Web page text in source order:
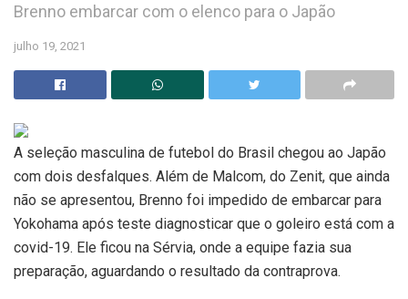
Brenno embarcar com o elenco para o Japão
julho 19, 2021
A seleção masculina de futebol do Brasil chegou ao Japão
com dois desfalques. Além de Malcom, do Zenit, que ainda
não se apresentou, Brenno foi impedido de embarcar para
Yokohama após teste diagnosticar que o goleiro está com a
covid-19. Ele ficou na Sérvia, onde a equipe fazia sua
preparação, aguardando o resultado da contraprova.